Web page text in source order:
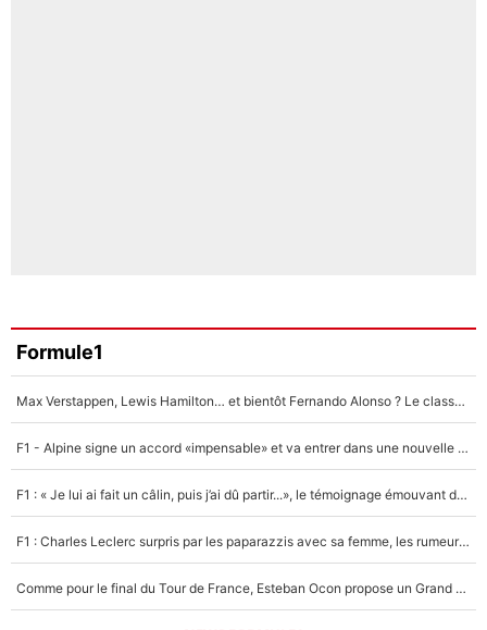
Formule1
Max Verstappen, Lewis Hamilton… et bientôt Fernando Alonso ? Le classement des pilotes les mieux payés en Formule 1 risque de changer !
F1 - Alpine signe un accord «impensable» et va entrer dans une nouvelle dimension : Grande nouvelle pour Pierre Gasly !
F1 : « Je lui ai fait un câlin, puis j’ai dû partir...», le témoignage émouvant de Max Verstappen sur sa fille
F1 : Charles Leclerc surpris par les paparazzis avec sa femme, les rumeurs étaient vraies !
Comme pour le final du Tour de France, Esteban Ocon propose un Grand Prix de Formule 1 à Paris : «Autour de l’Arc de Triomphe, ce serait génial» !